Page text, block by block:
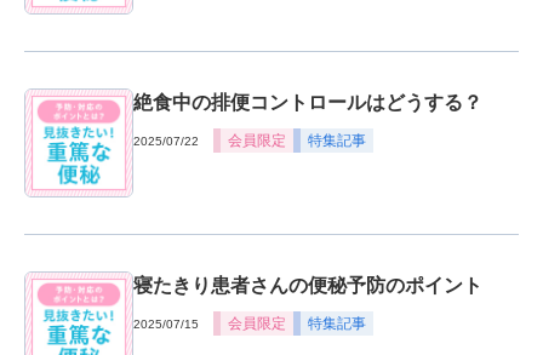
絶食中の排便コントロールはどうする？
2025/07/22 会員限定 特集記事
寝たきり患者さんの便秘予防のポイント
2025/07/15 会員限定 特集記事